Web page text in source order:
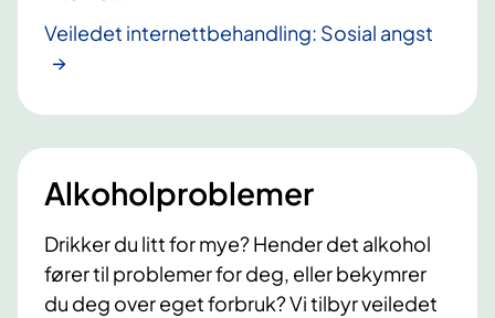
Veiledet internettbehandling: Sosial angst
Alkoholproblemer
Drikker du litt for mye? Hender det alkohol
fører til problemer for deg, eller bekymrer
du deg over eget forbruk? Vi tilbyr veiledet